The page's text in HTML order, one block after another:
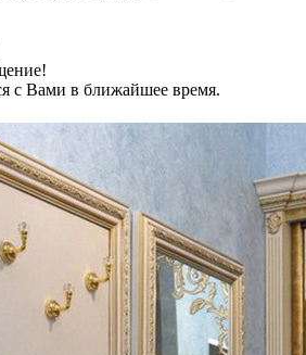
с Вами в ближайшее время.